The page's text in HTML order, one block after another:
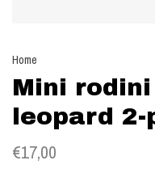
Home
Mini
leopard
€17,00